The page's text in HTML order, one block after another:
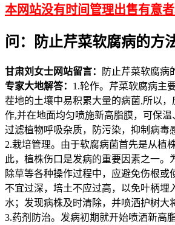
本网站没有时间管理出售有意
问：防止芹菜软腐病的方
甘肃刘女士网站留言： 防止芹菜软腐病
专家大地解答： 1.轮作。芹菜软腐病主
茬地的土壤中易积累大量的病菌,所以
作,并在地面均匀喷施新高脂膜，可保温
过滤植物呼吸杂质，防污染，抑制病毒
2.栽培管理。由于软腐病菌首先是从植
此，植株伤口是发病的重要因素之一。
除草等各种操作过程中，应避免伤根或
不宜过深，培土不应过高，以免叶柄埋
水；发现病株及时清除，并喷洒护树大
3.药剂防治。发病初期就开始喷洒新高